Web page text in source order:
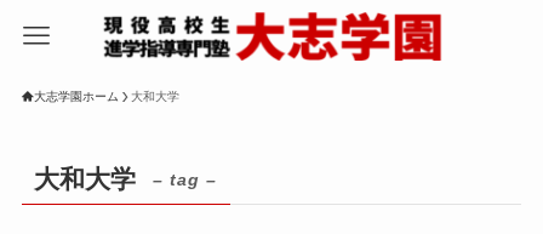
大志学園ホーム 大和大学
大和大学 – tag –